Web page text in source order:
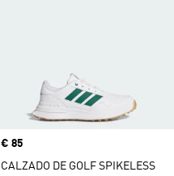
Precio
€ 85
CALZADO DE GOLF SPIKELESS